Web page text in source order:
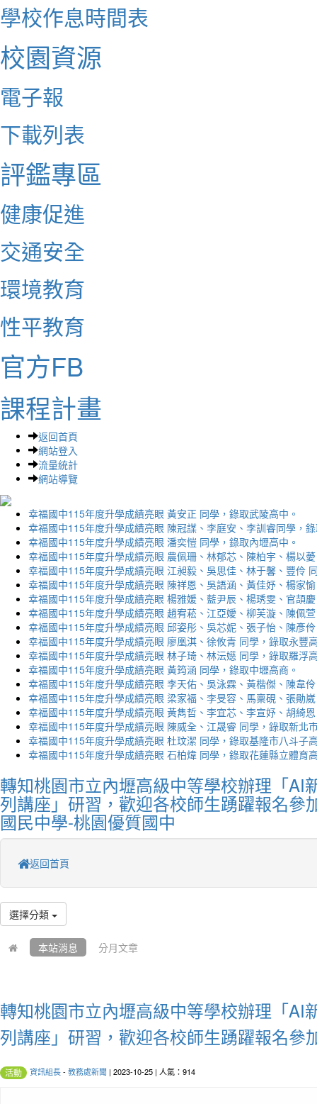
學校作息時間表
校園資源
電子報
下載列表
評鑑專區
健康促進
交通安全
環境教育
性平教育
官方FB
課程計畫
返回首頁
網站登入
流量統計
網站導覽
幸福國中115年度升學成績亮眼 黃安正 同學，錄取武陵高中。
幸福國中115年度升學成績亮眼 陳冠謀、李庭安、李訓睿同學，
幸福國中115年度升學成績亮眼 潘奕愷 同學，錄取內壢高中。
幸福國中115年度升學成績亮眼 農佩珊、林郁芯、陳柏宇、楊以
幸福國中115年度升學成績亮眼 江昶毅、吳思佳、林于馨、豐伶
幸福國中115年度升學成績亮眼 陳祥恩、吳語涵、黃佳妤、楊家
幸福國中115年度升學成績亮眼 楊雅媛、藍尹辰、楊琇雯、官頡
幸福國中115年度升學成績亮眼 趙宥菘、江亞嬡、柳芙漩、陳佩
幸福國中115年度升學成績亮眼 邱姿彤、吳芯妮、張子怡、陳彥
幸福國中115年度升學成績亮眼 廖凰淇、徐攸青 同學，錄取永豐
幸福國中115年度升學成績亮眼 林子琦、林沄嬨 同學，錄取羅浮
幸福國中115年度升學成績亮眼 黃筠涵 同學，錄取中壢高商。
幸福國中115年度升學成績亮眼 李天佑、吳泳霖、黃楷傑、陳韋
幸福國中115年度升學成績亮眼 梁家福、李旻容、馬稟硯、張勛
幸福國中115年度升學成績亮眼 黃雋哲、李宜芯、李宣妤、胡綺
幸福國中115年度升學成績亮眼 陳威全、江晟睿 同學，錄取新北
幸福國中115年度升學成績亮眼 杜玟潔 同學，錄取基隆市八斗子
幸福國中115年度升學成績亮眼 石柏煒 同學，錄取花蓮縣立體育
轉知桃園市立內壢高級中等學校辦理「AI
列講座」研習，歡迎各校師生踴躍報名參
國民中學-桃園優質國中
返回首頁
選擇分類
本站消息 分月文章
轉知桃園市立內壢高級中等學校辦理「AI
列講座」研習，歡迎各校師生踴躍報名參
活動 資訊組長- 教務處新聞 | 2023-10-25 | 人氣：914